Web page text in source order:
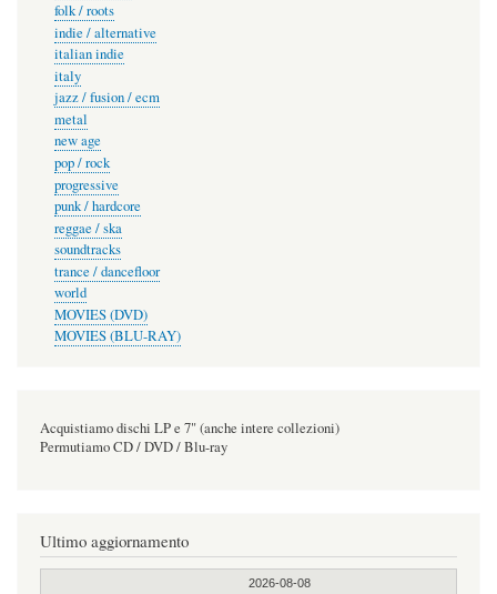
folk / roots
indie / alternative
italian indie
italy
jazz / fusion / ecm
metal
new age
pop / rock
progressive
punk / hardcore
reggae / ska
soundtracks
trance / dancefloor
world
MOVIES (DVD)
MOVIES (BLU-RAY)
Acquistiamo dischi LP e 7" (anche intere collezioni)
Permutiamo CD / DVD / Blu-ray
Ultimo aggiornamento
2026-08-08